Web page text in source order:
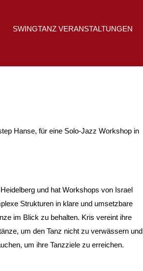
SWINGTANZ VERANSTALTUNGEN
Hanse, für eine Solo-Jazz Workshop in
und hat Workshops von Israel
Strukturen in klare und umsetzbare
im Blick zu behalten. Kris vereint ihre
um den Tanz nicht zu verwässern und
um ihre Tanzziele zu erreichen.